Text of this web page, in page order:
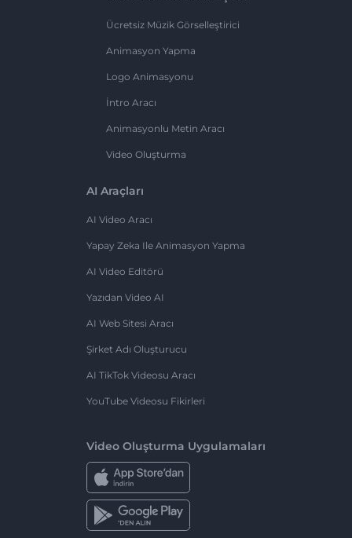
Ücretsiz Müzik Görselleştirici
Animasyon Yapma
Logo Animasyonu
İntro Aracı
Animasyonlu Metin Aracı
Video Oluşturma
AI Araçları
AI Video Aracı
Yapay Zeka Ile Animasyon Yapma
AI Video Editörü
Yazıdan Video AI
AI Web Sitesi Aracı
Şirket Adı Oluşturucu
AI TikTok Videosu Aracı
YouTube Videosu Fikirleri
Video Oluşturma Uygulamaları